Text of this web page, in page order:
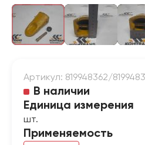
Артикул: 819948362/
В наличии
Единица измерения
шт.
Применяемость